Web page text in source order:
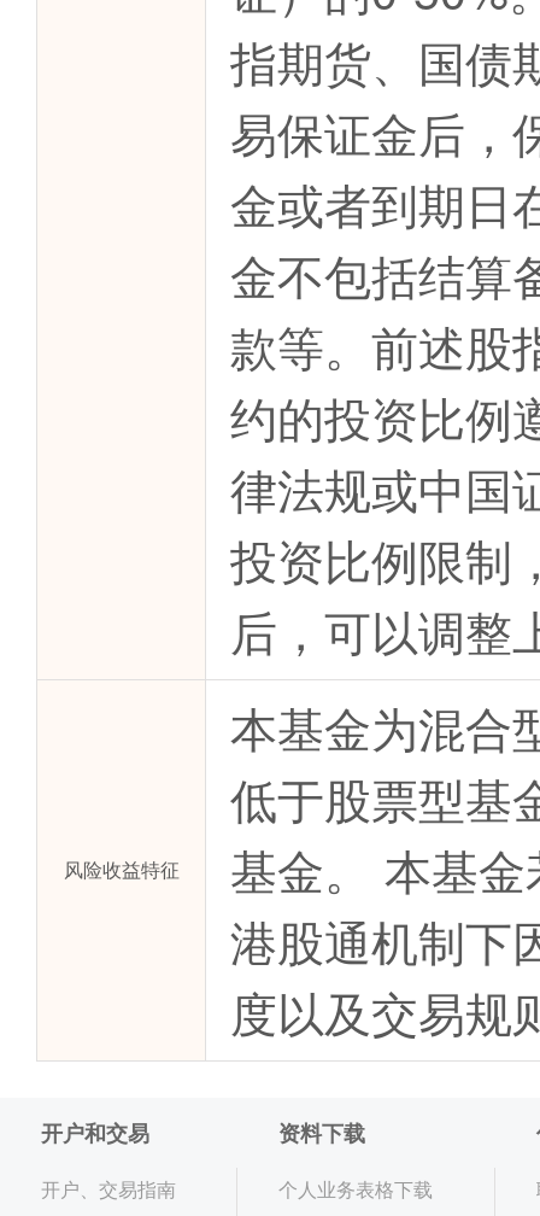
指期货、国债
易保证金后，
金或者到期日
金不包括结算
款等。前述股
约的投资比例
律法规或中国
投资比例限制
后，可以调整
风险收益特征
本基金为混合
低于股票型基
基金。 本基
港股通机制下
度以及交易规
开户和交易
开户、交易指南
资料下载
个人业务表格下载